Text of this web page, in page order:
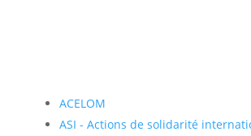
ACELOM
ASI - Actions de solidarité